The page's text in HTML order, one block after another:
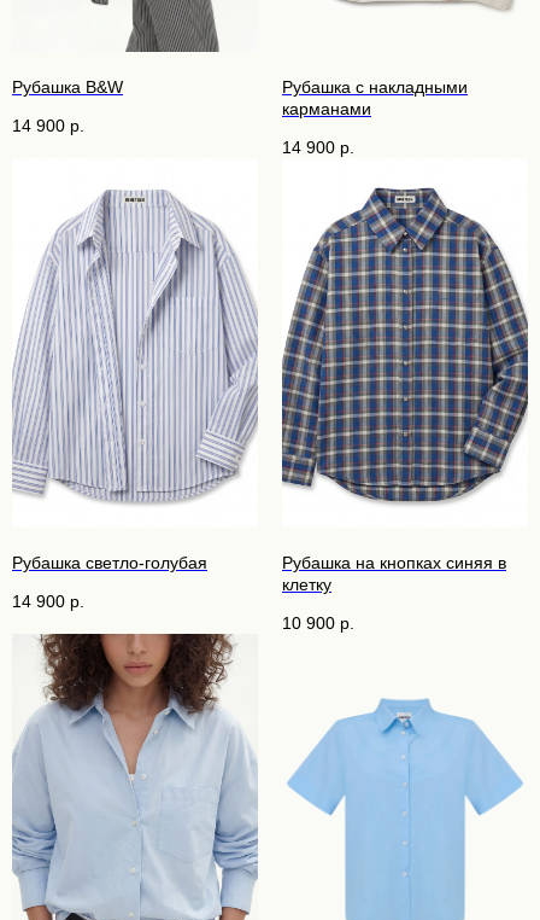
Рубашка B&W
14 900 р.
Рубашка с накладными
карманами
14 900 р.
Рубашка светло-голубая
14 900 р.
Рубашка на кнопках синяя в
клетку
10 900 р.